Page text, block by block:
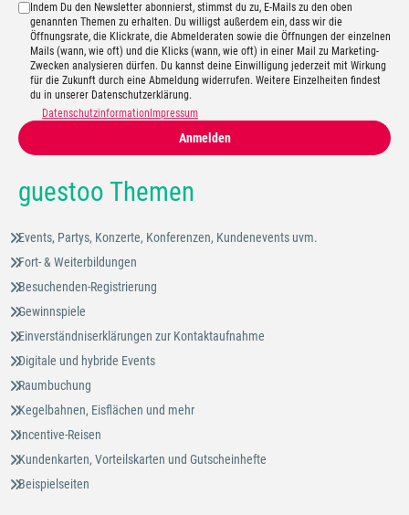
Indem Du den Newsletter abonnierst, stimmst du zu, E-Mails zu den oben
genannten Themen zu erhalten. Du willigst außerdem ein, dass wir die
Öffnungsrate, die Klickrate, die Abmelderaten sowie die Öffnungen der einzelnen
Mails (wann, wie oft) und die Klicks (wann, wie oft) in einer Mail zu Marketing-
Zwecken analysieren dürfen. Du kannst deine Einwilligung jederzeit mit Wirkung
für die Zukunft durch eine Abmeldung widerrufen. Weitere Einzelheiten findest
du in unserer Datenschutzerklärung.
Datenschutzinformation Impressum
Anmelden
guestoo Themen
Events, Partys, Konzerte, Konferenzen, Kundenevents uvm.
Fort- & Weiterbildungen
Besuchenden-Registrierung
Gewinnspiele
Einverständniserklärungen zur Kontaktaufnahme
Digitale und hybride Events
Raumbuchung
Kegelbahnen, Eisflächen und mehr
Incentive-Reisen
Kundenkarten, Vorteilskarten und Gutscheinhefte
Beispielseiten